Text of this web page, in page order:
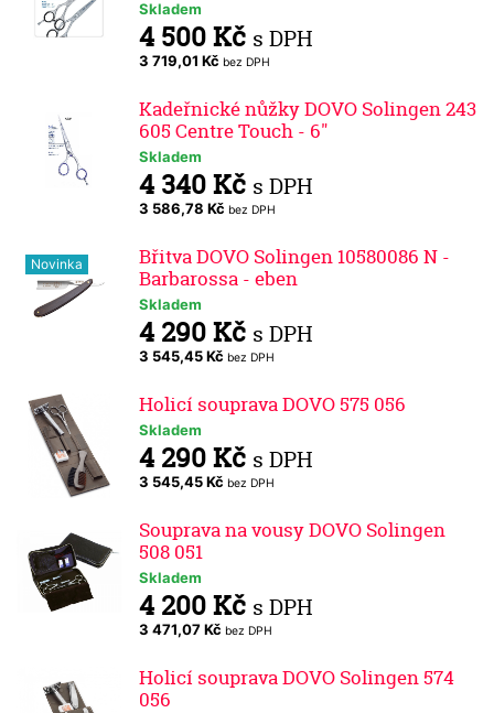
Skladem
4 500 Kč s DPH
3 719,01 Kč bez DPH
Kadeřnické nůžky DOVO Solingen 243
605 Centre Touch - 6"
Skladem
4 340 Kč s DPH
3 586,78 Kč bez DPH
Novinka
Břitva DOVO Solingen 10580086 N -
Barbarossa - eben
Skladem
4 290 Kč s DPH
3 545,45 Kč bez DPH
Holicí souprava DOVO 575 056
Skladem
4 290 Kč s DPH
3 545,45 Kč bez DPH
Souprava na vousy DOVO Solingen
508 051
Skladem
4 200 Kč s DPH
3 471,07 Kč bez DPH
Holicí souprava DOVO Solingen 574
056